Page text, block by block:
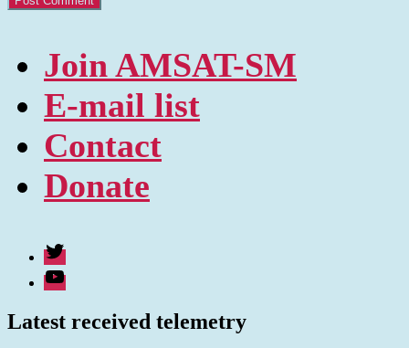
Join AMSAT-SM
E-mail list
Contact
Donate
Twitter
Youtube
Latest received telemetry